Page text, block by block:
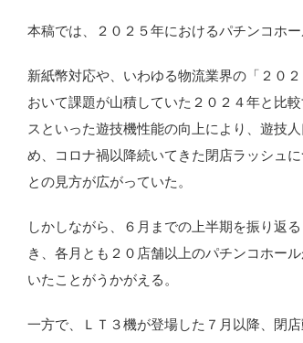
本稿では、２０２５年におけるパチンコホ
新紙幣対応や、いわゆる物流業界の「２０
おいて課題が山積していた２０２４年と比
スといった遊技機性能の向上により、遊技
め、コロナ禍以降続いてきた閉店ラッシュ
との見方が広がっていた。
しかしながら、６月までの上半期を振り返
き、各月とも２０店舗以上のパチンコホー
いたことがうかがえる。
一方で、ＬＴ３機が登場した７月以降、閉